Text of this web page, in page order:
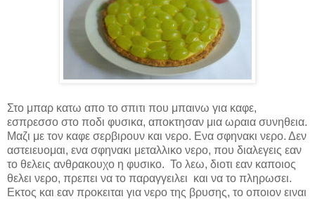
Στο μπαρ κατω απο το σπιτι που μπαινω για καφε,
εσπρεσσο στο ποδι φυσικα, αποκτησαν μια ωραια συνηθεια.
Μαζι με τον καφε σερβιρουν και νερο. Ενα σφηνακι νερο. Δεν
αστειευομαι, ενα σφηνακι μεταλλικο νερο, που διαλεγεις εαν
το θελεις ανθρακουχο η φυσικο. Το λεω, διοτι εαν καποιος
θελει νερο, πρεπει να το παραγγειλει και να το πληρωσει.
Εκτος και εαν προκειται για νερο της βρυσης, το οποιον ειναι